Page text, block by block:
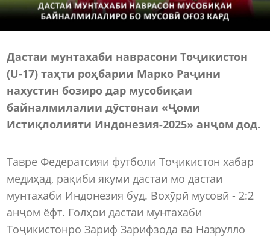
Дастаи мунтахаби наврасони Тоҷикистон
(U-17) таҳти роҳбарии Марко Раҷини
нахустин бозиро дар мусобиқаи
байналмилалии дӯстонаи «Ҷоми
Истиқлолияти Индонезия-2025» анҷом дод.
Тавре Федератсияи футболи Тоҷикистон хабар
медиҳад, рақиби якуми дастаи мо дастаи
мунтахаби Индонезия буд. Вохӯрӣ мусовӣ - 2:2
анҷом ёфт. Голҳои дастаи мунтахаби
Тоҷикистонро Зариф Зарифзода ва Назрулло